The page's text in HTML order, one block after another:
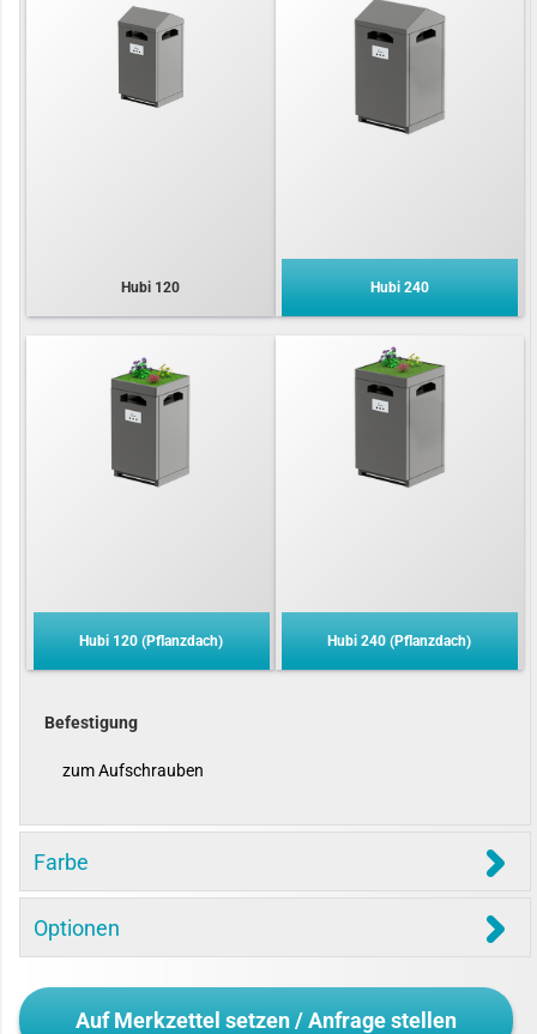
Hubi 120 Hubi 240
Hubi 120 (Pflanzdach) Hubi 240 (Pflanzdach)
Befestigung
zum Aufschrauben
Farbe
Optionen
Auf Merkzettel setzen / Anfrage stellen